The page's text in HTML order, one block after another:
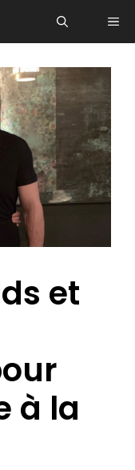
et
à la